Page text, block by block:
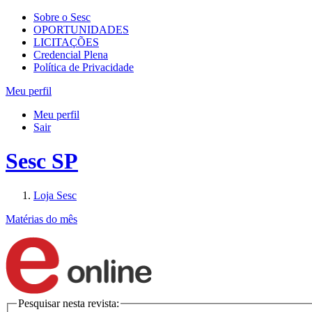
Sobre o Sesc
OPORTUNIDADES
LICITAÇÕES
Credencial Plena
Política de Privacidade
Meu perfil
Meu perfil
Sair
Sesc SP
Loja Sesc
Matérias do mês
Pesquisar nesta revista: